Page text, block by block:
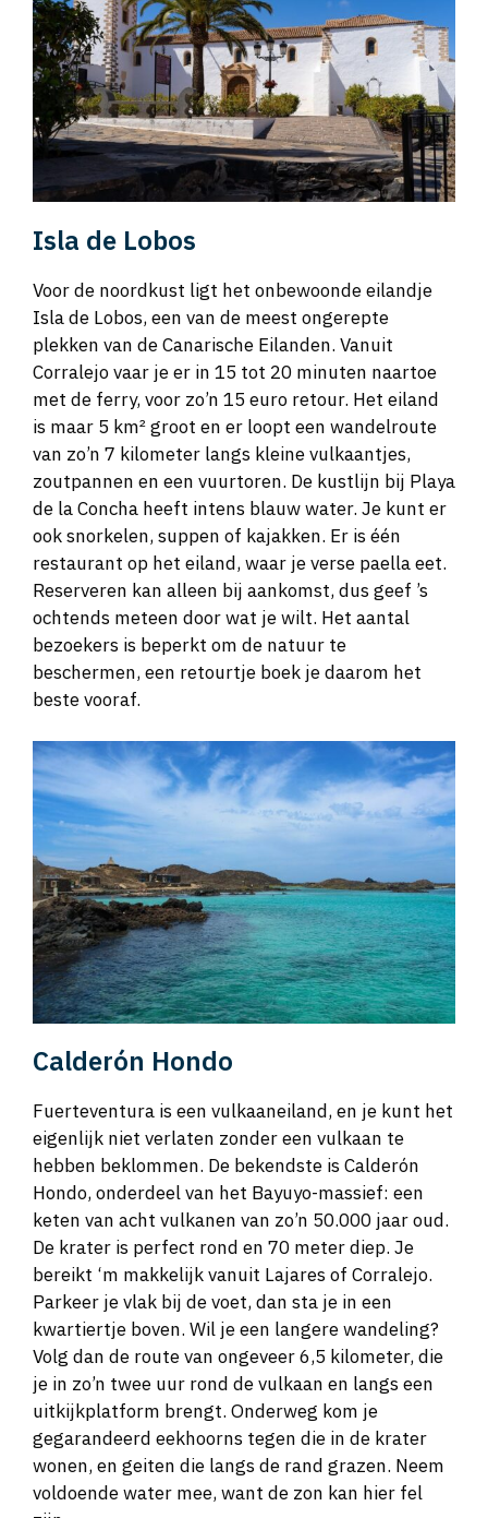
Isla de Lobos
Voor de noordkust ligt het onbewoonde eilandje
Isla de Lobos, een van de meest ongerepte
plekken van de Canarische Eilanden. Vanuit
Corralejo vaar je er in 15 tot 20 minuten naartoe
met de ferry, voor zo’n 15 euro retour. Het eiland
is maar 5 km² groot en er loopt een wandelroute
van zo’n 7 kilometer langs kleine vulkaantjes,
zoutpannen en een vuurtoren. De kustlijn bij Playa
de la Concha heeft intens blauw water. Je kunt er
ook snorkelen, suppen of kajakken. Er is één
restaurant op het eiland, waar je verse paella eet.
Reserveren kan alleen bij aankomst, dus geef ’s
ochtends meteen door wat je wilt. Het aantal
bezoekers is beperkt om de natuur te
beschermen, een retourtje boek je daarom het
beste vooraf.
Calderón Hondo
Fuerteventura is een vulkaaneiland, en je kunt het
eigenlijk niet verlaten zonder een vulkaan te
hebben beklommen. De bekendste is Calderón
Hondo, onderdeel van het Bayuyo-massief: een
keten van acht vulkanen van zo’n 50.000 jaar oud.
De krater is perfect rond en 70 meter diep. Je
bereikt ‘m makkelijk vanuit Lajares of Corralejo.
Parkeer je vlak bij de voet, dan sta je in een
kwartiertje boven. Wil je een langere wandeling?
Volg dan de route van ongeveer 6,5 kilometer, die
je in zo’n twee uur rond de vulkaan en langs een
uitkijkplatform brengt. Onderweg kom je
gegarandeerd eekhoorns tegen die in de krater
wonen, en geiten die langs de rand grazen. Neem
voldoende water mee, want de zon kan hier fel